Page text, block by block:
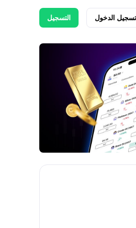
تسجيل الدخول التسجيل